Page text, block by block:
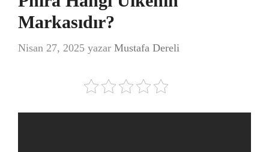
Markasıdır?
Nisan 27, 2025 yazar Mustafa Dereli